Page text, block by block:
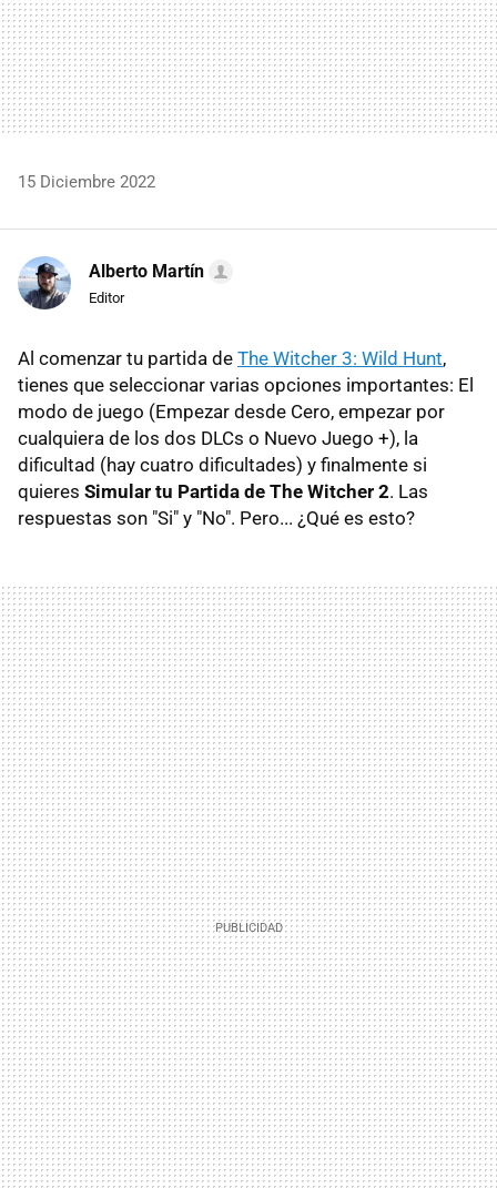
15 Diciembre 2022
Alberto Martín
Editor
Al comenzar tu partida de The Witcher 3: Wild Hunt,
tienes que seleccionar varias opciones importantes: El
modo de juego (Empezar desde Cero, empezar por
cualquiera de los dos DLCs o Nuevo Juego +), la
dificultad (hay cuatro dificultades) y finalmente si
quieres Simular tu Partida de The Witcher 2. Las
respuestas son "Si" y "No". Pero... ¿Qué es esto?